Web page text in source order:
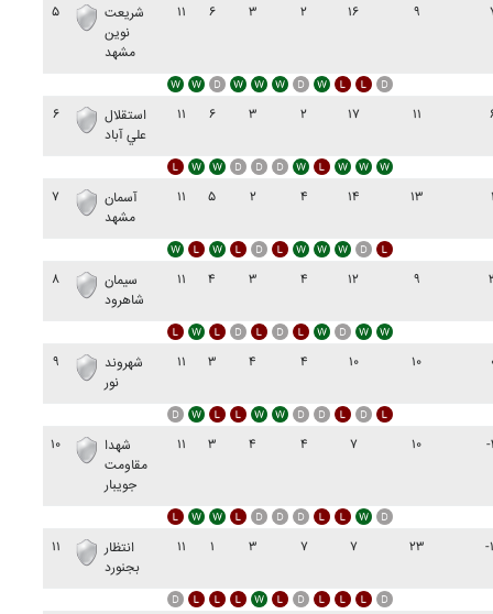
۵
شريعت
نوين
مشهد
۱۱ ۶ ۳ ۲ ۱۶ ۹
۶
استقلال
علي آباد
۱۱ ۶ ۳ ۲ ۱۷ ۱۱
۷
آسمان
مشهد
۱۱ ۵ ۲ ۴ ۱۴ ۱۳
۸
سيمان
شاهرود
۱۱ ۴ ۳ ۴ ۱۲ ۹
۹
شهروند
نور
۱۱ ۳ ۴ ۴ ۱۰ ۱۰
۱۰
شهدا
مقاومت
جويبار
۱۱ ۳ ۴ ۴ ۷ ۱۰
۱۱
انتظار
بجنورد
۱۱ ۱ ۳ ۷ ۷ ۲۳